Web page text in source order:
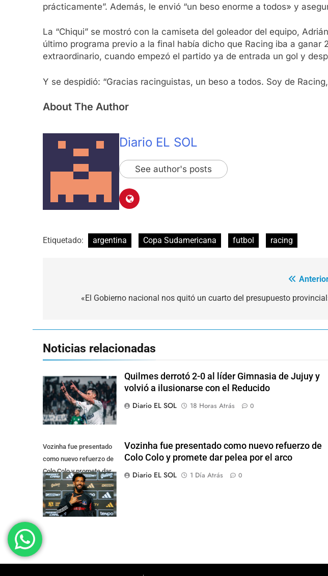
prácticamente”. Además, le envió “un beso enorme a todos» y
La “Chiqui” se mostró con la camiseta del goleador del equipo,
último programa previo a la final había dicho que Racing iba a
extraordinario, cuando empezó el partido ya de entrada un gol y
Y se despidió: “Gracias racinguistas, un beso a todos. Soy de
About The Author
Diario EL SOL
See author's posts
Etiquetado: argentina Copa Sudamericana futbol racing
«El Gobierno nacional nos quitó un cuarto del presupuesto
Noticias relacionadas
Quilmes derrotó 2-0 al líder Gimnasia de Jujuy y
volvió a ilusionarse con el Reducido
Diario EL SOL
18 Horas Atrás 0
Vozinha fue presentado
como nuevo refuerzo de
Colo Colo y promete dar
pelea por el arco
Vozinha fue presentado como nuevo refuerzo de
Colo Colo y promete dar pelea por el arco
Diario EL SOL
1 Día Atrás 0